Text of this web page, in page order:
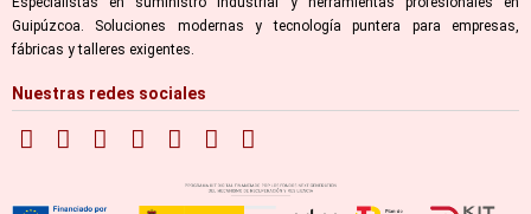
Guipúzcoa. Soluciones modernas y tecnología puntera para empresas,
fábricas y talleres exigentes.
Nuestras redes sociales